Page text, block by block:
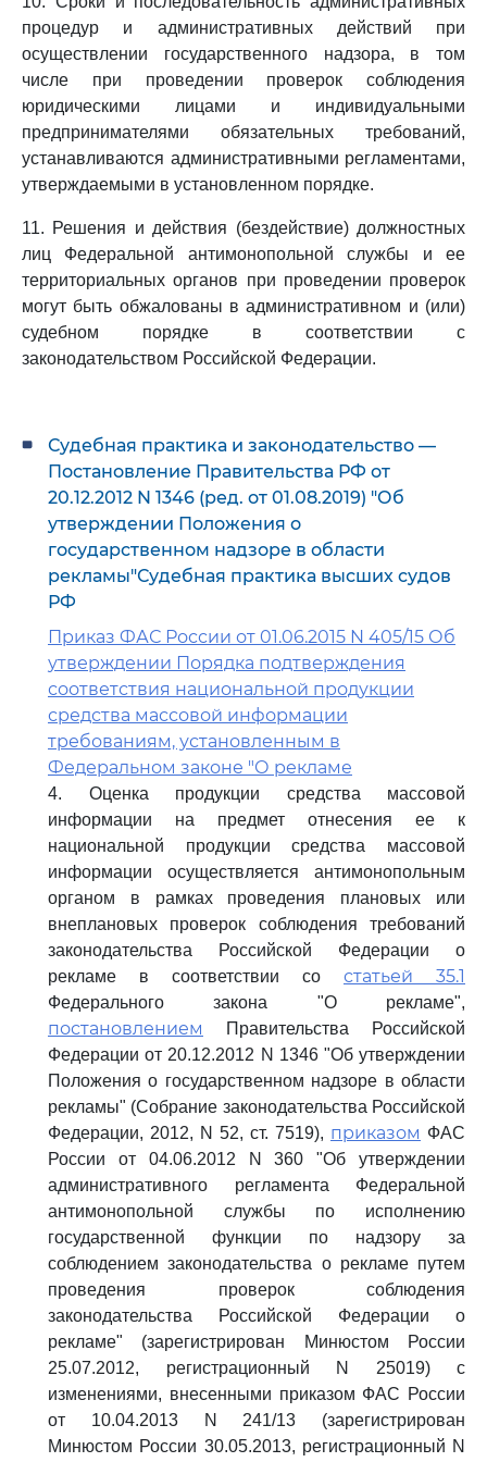
процедур и административных действий при
осуществлении государственного надзора, в том
числе при проведении проверок соблюдения
юридическими лицами и индивидуальными
предпринимателями обязательных требований,
устанавливаются административными регламентами,
утверждаемыми в установленном порядке.
11. Решения и действия (бездействие) должностных
лиц Федеральной антимонопольной службы и ее
территориальных органов при проведении проверок
могут быть обжалованы в административном и (или)
судебном порядке в соответствии с
законодательством Российской Федерации.
Судебная практика и законодательство —
Постановление Правительства РФ от
20.12.2012 N 1346 (ред. от 01.08.2019) "Об
утверждении Положения о
государственном надзоре в области
рекламы"Судебная практика высших судов
РФ
Приказ ФАС России от 01.06.2015 N 405/15 Об
утверждении Порядка подтверждения
соответствия национальной продукции
средства массовой информации
требованиям, установленным в
Федеральном законе "О рекламе
4. Оценка продукции средства массовой
информации на предмет отнесения ее к
национальной продукции средства массовой
информации осуществляется антимонопольным
органом в рамках проведения плановых или
внеплановых проверок соблюдения требований
законодательства Российской Федерации о
рекламе в соответствии со статьей 35.1
Федерального закона "О рекламе",
постановлением
Правительства Российской
Федерации от 20.12.2012 N 1346 "Об утверждении
Положения о государственном надзоре в области
рекламы" (Собрание законодательства Российской
Федерации, 2012, N 52, ст. 7519), приказом ФАС
России от 04.06.2012 N 360 "Об утверждении
административного регламента Федеральной
антимонопольной службы по исполнению
государственной функции по надзору за
соблюдением законодательства о рекламе путем
проведения проверок соблюдения
законодательства Российской Федерации о
рекламе" (зарегистрирован Минюстом России
25.07.2012, регистрационный N 25019) с
изменениями, внесенными приказом ФАС России
от 10.04.2013 N 241/13 (зарегистрирован
Минюстом России 30.05.2013, регистрационный N